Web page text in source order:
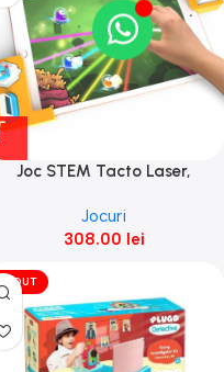
Joc STEM Tacto Laser,
Jocuri
308.00 lei
VÎNDUT